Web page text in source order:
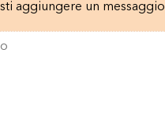
aggiungere un messaggio